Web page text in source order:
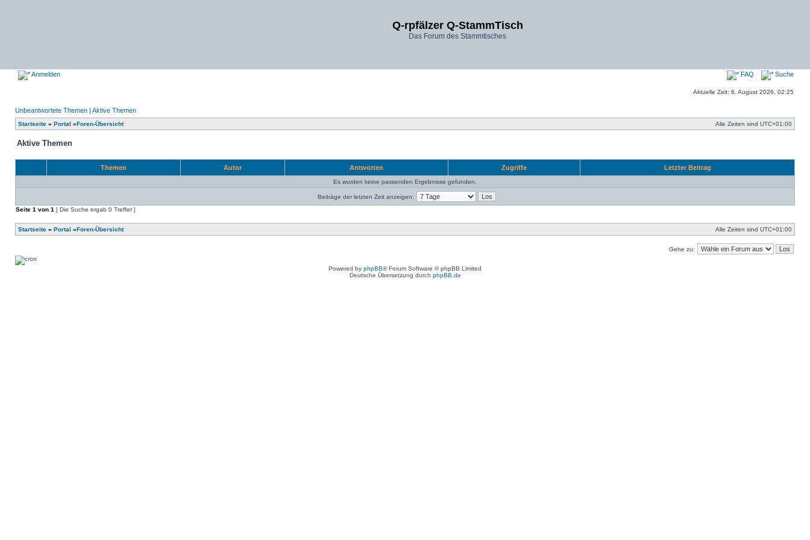
Q-rpfälzer Q-StammTisch
Das Forum des Stammtisches
Anmelden FAQ Suche
Aktuelle Zeit: 6. August 2026, 02:25
Unbeantwortete Themen | Aktive Themen
Startseite » Portal »Foren-Übersicht Alle Zeiten sind UTC+01:00
Aktive Themen
Themen Autor Antworten Zugriffe Letzter Beitrag
Es wurden keine passenden Ergebnisse gefunden.
Beiträge der letzten Zeit anzeigen:
Seite 1 von 1 [ Die Suche ergab 0 Treffer ]
Startseite » Portal »Foren-Übersicht Alle Zeiten sind UTC+01:00
Gehe zu:
Powered by phpBB® Forum Software © phpBB Limited
Deutsche Übersetzung durch phpBB.de